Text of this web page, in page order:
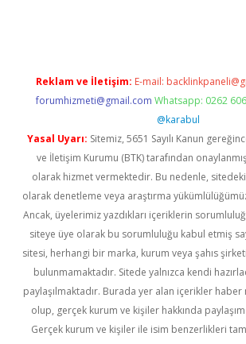
Reklam ve İletişim: E-mail:
forumhizmeti@gmail.com Whatsapp: 0262
@karabul
Yasal Uyarı: Sitemiz, 5651 Sayılı Kanun
ve İletişim Kurumu (BTK) tarafından
olarak hizmet vermektedir. Bu nedenle,
olarak denetleme veya araştırma
Ancak, üyelerimiz yazdıkları içeriklerin
siteye üye olarak bu sorumluluğu kabul etmiş
sitesi, herhangi bir marka, kurum veya şahıs
bulunmamaktadır. Sitede yalnızca kendi
paylaşılmaktadır. Burada yer alan içerikler haber
olup, gerçek kurum ve kişiler hakkında
Gerçek kurum ve kişiler ile isim benzerlikleri